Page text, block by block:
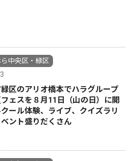
中央区・緑区
区のアリオ橋本でハラグループ
ェスを８月11日（山の日）に開
ール体験、ライブ、クイズラリ
ント盛りだくさん